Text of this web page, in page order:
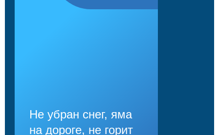
Не убран снег, яма
на дороге, не горит